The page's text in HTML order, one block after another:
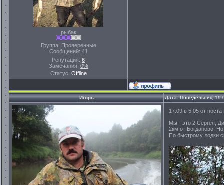
рыбак
Группа: Проверенные
Сообщений: 41
Репутация: 6
Замечания: 0%
Статус: Offline
Игорь Дата: Понедельник,
17.09 в 5.05 от
Мы - это 2 Сергея,
2км от Богданово.
По быстрому лодки